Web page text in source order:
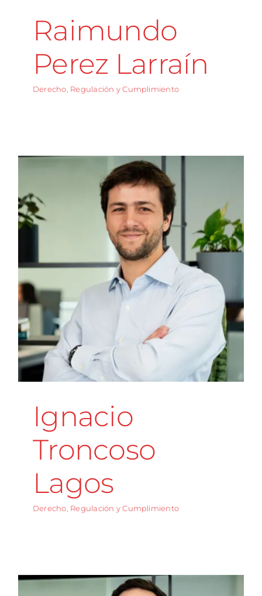
Raimundo
Perez Larraín
Derecho, Regulación y Cumplimiento
Ignacio
Troncoso
Lagos
Derecho, Regulación y Cumplimiento